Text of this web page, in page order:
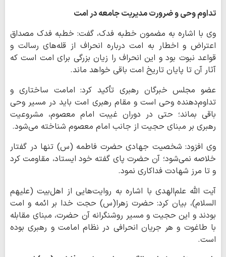
تداوم وحی و ضرورت مدیریت جامعه در امت
وی با اشاره به مضمون خطبه فدک، گفت: خطبه فدک مصداق
اعتراض و اخطار به امت درباره انحراف از قله‌های رسالت و
قواعد نبوت بود و این انحراف را زیان بزرگی برای امت است که
آثار آن تا پایان تاریخ امت باقی خواهد ماند.
عضو مجلس خبرگان رهبری تأکید کرد: امامت ساختاری و
تداوم‌دهنده وحی است و مقام رهبری امت باید در مسیر وحی
باقی بماند؛ حتی در دوران غیبت امام معصوم، مشروعیت
رهبری بر مبنای حجیت از جانب امام معصوم شناخته می‌شود.
وی افزود: شخصیت جهادی حضرت فاطمه (س) تنها در گفتار
خلاصه نمی‌شود؛ آن حضرت پای گفته خود ایستاد، مقاومت کرد
و تا مرز شهادت فداکاری نمود.
آیت الله علم‌الهدی با اشاره به روایت‌هایی از اهل‌بیت (علیهم
السلام)، بیان کرد: حضرت زهرا(س) حجت خدا بر ائمه و امت
بودند و این حجیت و مسیر روشنگرانه آن حضرت، مبنای مقابله
با طاغوت و هر جریان انحرافی در نظام امامت و رهبری بوده
است.